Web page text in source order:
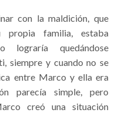
con la maldición, que
familia, estaba
quedándose
siempre y cuando no se
entre Marco y ella era
parecía simple, pero
creó una situación